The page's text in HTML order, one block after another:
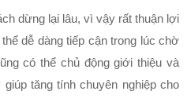
dừng lại lâu, vì vậy rất thuận lợi
dễ dàng tiếp cận trong lúc chờ
có thể chủ động giới thiệu và
tăng tính chuyên nghiệp cho